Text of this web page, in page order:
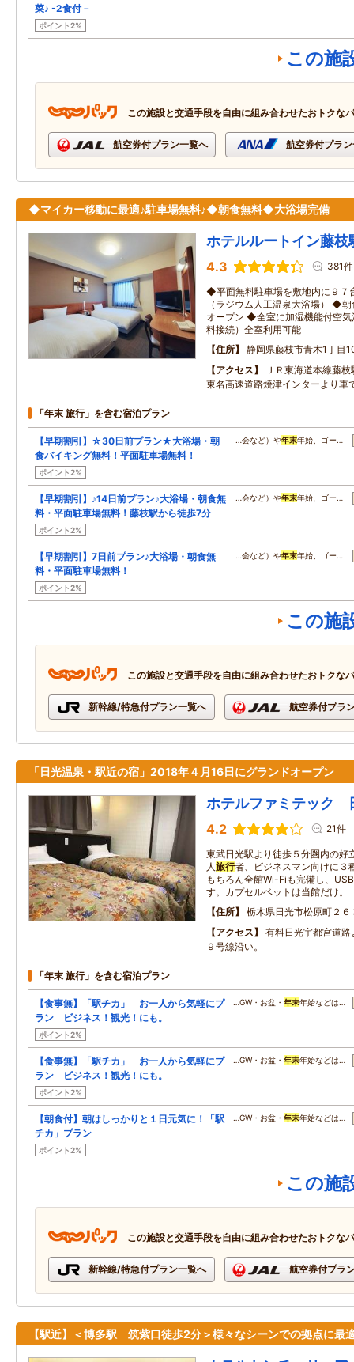
菜♪ -2食付－
ポイント2%
この施
この施設と交通手段を自由に組み合わせたおトクな
航空券付プラン一覧へ 航空券付プラ
◆マイカー移動に最適♪駐車場無料♪◆朝食無料◆大浴場完備
ホテルルートイン藤枝
4.3 381件
◆平面無料駐車場を敷地内に９
（ラジウム人工温泉大浴場） ◆
オープン ◆全室に加湿機能付空
料接続）全室利用可能
住所
静岡県藤枝市青木1丁目
アクセス
ＪＲ東海道本線藤
東名高速道路焼津インターより車
「年末 旅行」を含む宿泊プラン
【早期割引】☆30日前プラン★大浴場・朝
食バイキング無料！平面駐車場無料！
ポイント2%
…会など）や年末年始、ゴー…
【早期割引】♪14日前プラン♪大浴場・朝食無
料・平面駐車場無料！藤枝駅から徒歩7分
ポイント2%
…会など）や年末年始、ゴー…
【早期割引】7日前プラン♪大浴場・朝食無
料・平面駐車場無料！
ポイント2%
…会など）や年末年始、ゴー…
この施
この施設と交通手段を自由に組み合わせたおトクな
新幹線/特急付プラン一覧へ 航空券付プラ
「日光温泉・駅近の宿」2018年４月16日にグランドオープン
ホテルファミテック
4.2 21件
東武日光駅より徒歩５分圏内の好
人旅行者、ビジネスマン向けに３
もちろん全館Wi-Fiも完備し、
す。カプセルベットは当館だけ。
住所
栃木県日光市松原町２６
アクセス
有料日光宇都宮道
９号線沿い。
「年末 旅行」を含む宿泊プラン
【食事無】「駅チカ」 お一人から気軽にプ
ラン ビジネス！観光！にも。
ポイント2%
…GW・お盆・ 年末年始などは…
【食事無】「駅チカ」 お一人から気軽にプ
ラン ビジネス！観光！にも。
ポイント2%
…GW・お盆・ 年末年始などは…
【朝食付】朝はしっかりと１日元気に！「駅
チカ」プラン
ポイント2%
…GW・お盆・ 年末年始などは…
この施
この施設と交通手段を自由に組み合わせたおトクな
新幹線/特急付プラン一覧へ 航空券付プラ
【駅近】＜博多駅 筑紫口徒歩2分＞様々なシーンでの拠点に最